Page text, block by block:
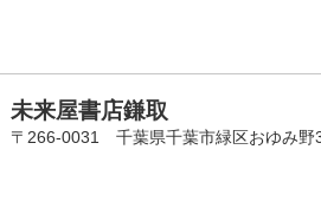
未来屋書店鎌取
〒266-0031 千葉県千葉市緑区おゆみ野